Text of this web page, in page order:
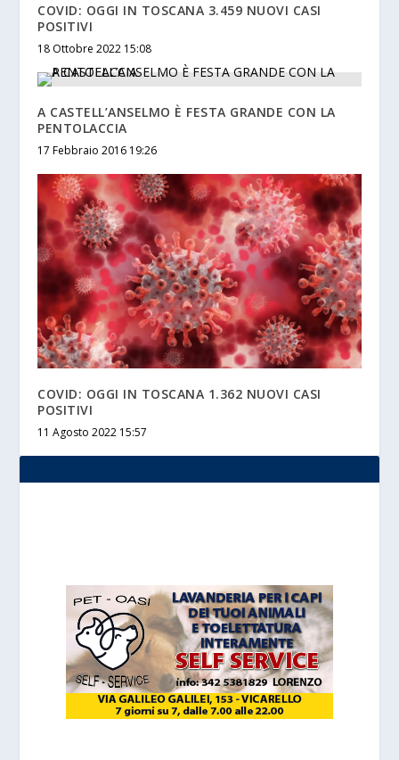
COVID: OGGI IN TOSCANA 3.459 NUOVI CASI
POSITIVI
18 Ottobre 2022 15:08
A CASTELL’ANSELMO È FESTA GRANDE CON LA
PENTOLACCIA
17 Febbraio 2016 19:26
COVID: OGGI IN TOSCANA 1.362 NUOVI CASI
POSITIVI
11 Agosto 2022 15:57